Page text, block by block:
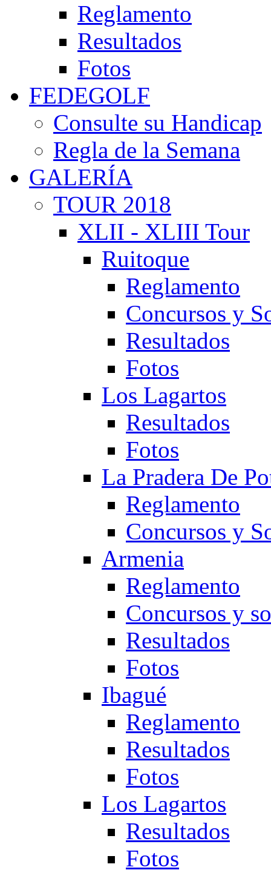
Reglamento
Resultados
Fotos
FEDEGOLF
Consulte su Handicap
Regla de la Semana
GALERÍA
TOUR 2018
XLII - XLIII Tour
Ruitoque
Reglamento
Concursos y
Resultados
Fotos
Los Lagartos
Resultados
Fotos
La Pradera De
Reglamento
Concursos y
Armenia
Reglamento
Concursos y
Resultados
Fotos
Ibagué
Reglamento
Resultados
Fotos
Los Lagartos
Resultados
Fotos